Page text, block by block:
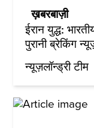
ख़बरबाज़ी
ईरान युद्ध:
पुरानी ब्रेकिंग
न्यूज़लॉन्ड्री टीम